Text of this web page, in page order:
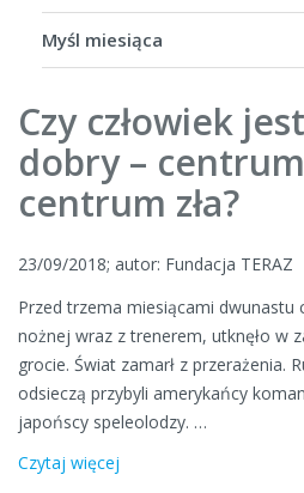
Myśl miesiąca
Czy człowiek
dobry –
centrum zła?
23/09/2018; autor: Fundacja TERAZ
Przed trzema miesiącami dwunastu
nożnej wraz z trenerem, utknęło w
grocie. Świat zamarł z przerażenia.
odsieczą przybyli amerykańcy
japońscy speleolodzy. …
Czytaj więcej